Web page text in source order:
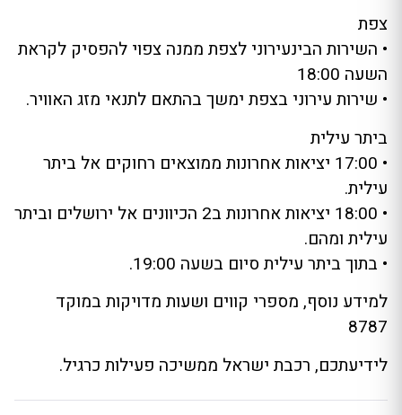
צפת
• השירות הבינעירוני לצפת ממנה צפוי להפסיק לקראת
השעה 18:00
• שירות עירוני בצפת ימשך בהתאם לתנאי מזג האוויר.
ביתר עילית
• 17:00 יציאות אחרונות ממוצאים רחוקים אל ביתר
עילית.
• 18:00 יציאות אחרונות ב2 הכיוונים אל ירושלים וביתר
עילית ומהם.
• בתוך ביתר עילית סיום בשעה 19:00.
למידע נוסף, מספרי קווים ושעות מדויקות במוקד
8787
לידיעתכם, רכבת ישראל ממשיכה פעילות כרגיל.